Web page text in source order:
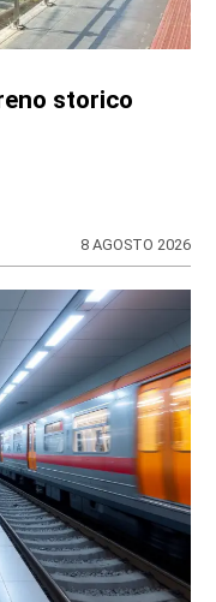
“Onorare gli
parte del
7 AGOSTO 2026